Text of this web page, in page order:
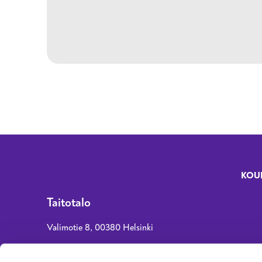
Taitotalo
Valimotie 8, 00380 Helsinki